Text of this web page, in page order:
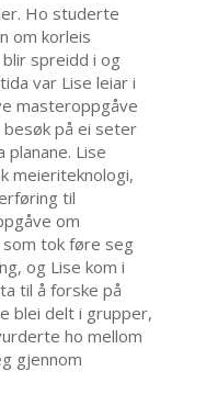
Ho studerte
om korleis
spreidd i og
var Lise leiar i
masteroppgåve
besøk på ei seter
Lise
meieriteknologi,
til
om
tok føre seg
og Lise kom i
til å forske på
blei delt i grupper,
ho mellom
gjennom